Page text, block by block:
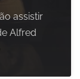
assistir
Alfred